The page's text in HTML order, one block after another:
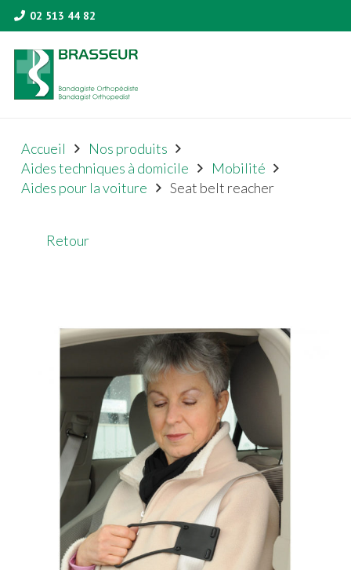
02 513 44 82
Accueil
Nos produits
Aides techniques à domicile
Mobilité
Aides pour la voiture
Seat belt reacher
Retour